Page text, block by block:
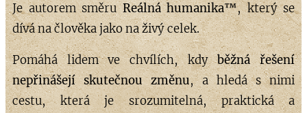
Je autorem směruReálná humanika™, který se
dívá na člověka jako na živý celek.
Pomáhá lidem ve chvílích, kdyběžná řešení
nepřinášejí skutečnou změnu, a hledá s nimi
cestu, která je srozumitelná, praktická a